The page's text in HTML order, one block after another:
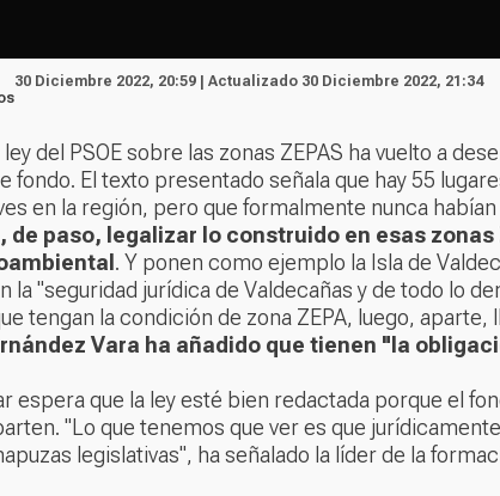
30 Diciembre 2022, 20:59 | Actualizado 30 Diciembre 2022, 21:34
del PSOE sobre las zonas ZEPAS ha vuelto a
fondo. El texto presentado señala que hay 55
en la región, pero que formalmente nunca
de paso, legalizar lo construido en esas zonas
. Y ponen como ejemplo la Isla de
la "seguridad jurídica de Valdecañas y de todo lo
tengan la condición de zona ZEPA, luego, aparte,
Vara ha añadido que tienen "la
espera que la ley esté bien redactada porque el
"Lo que tenemos que ver es que
legislativas", ha señalado la líder de la